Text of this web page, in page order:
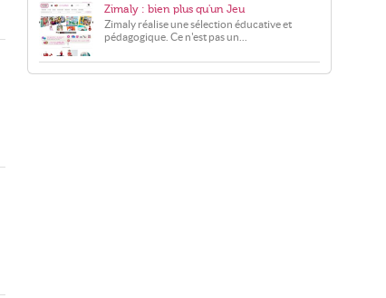
Zimaly : bien plus qu'un Jeu
Zimaly réalise une sélection éducative et
pédagogique. Ce n'est pas un...